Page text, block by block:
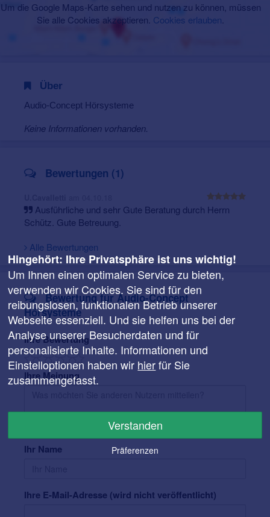
Um die Google Maps-Karte sehen und nutzen zu können, müssen
Sie alle Cookies akzeptieren. Cookies erlauben
Über
Audio-Concept Hörsysteme
Keine Informationen vorhanden.
Bewertungen (1)
Ausführliche und sehr Gute Beratung durch Herrn
Schütz. Gute Betreuung.
Alle Bewertungen
Bewertung für Audio-Concept
Hörsysteme
Ihre Bewertung
Ihre Meinung
Ihr Name
Ihre E-Mail-Adresse (wird nicht veröffentlicht)
Hingehört: Ihre Privatsphäre ist uns wichtig!
Um Ihnen einen optimalen Service zu bieten,
verwenden wir Cookies. Sie sind für den
reibungslosen, funktionalen Betrieb unserer
Webseite essenziell. Und sie helfen uns bei der
Analyse unserer Besucherdaten und für
personalisierte Inhalte. Informationen und
Einstelloptionen haben wir hierfür Sie
zusammengefasst.
Verstanden
Präferenzen